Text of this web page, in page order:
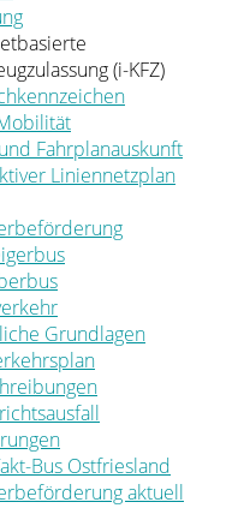
(i-KFZ)
Fahrplanauskunft
Liniennetzplan
Grundlagen
Bus Ostfriesland
aktuell